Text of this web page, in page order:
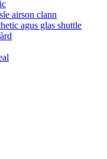
airson clann
agus glas shuttle